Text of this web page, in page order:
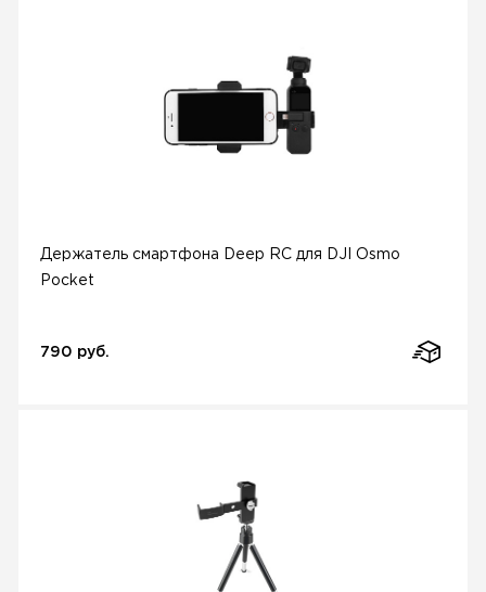
Держатель смартфона Deep RC для DJI Osmo
Pocket
790 руб.